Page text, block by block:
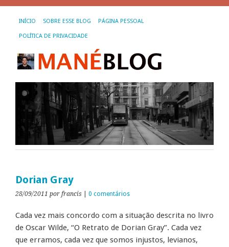
INÍCIO SOBRE ESSE BLOG PÁGINA PESSOAL
POLÍTICA DE PRIVACIDADE
Dorian Gray
28/09/2011 por francis 0 comentários
Cada vez mais concordo com a situação descrita no livro
de Oscar Wilde, “O Retrato de Dorian Gray”. Cada vez
que erramos, cada vez que somos injustos, levianos,